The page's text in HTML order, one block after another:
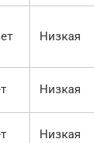
Низкая
Низкая
Низкая